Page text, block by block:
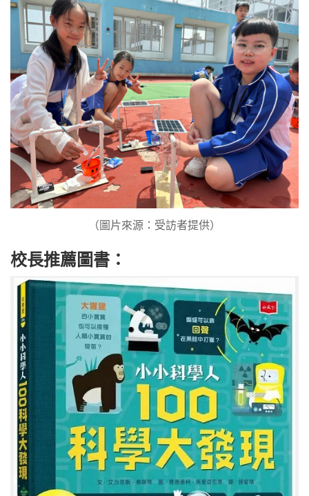
（圖片來源：受訪者提供）
校長推薦圖書：